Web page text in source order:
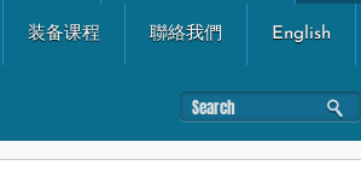
装备课程 聯絡我們 English